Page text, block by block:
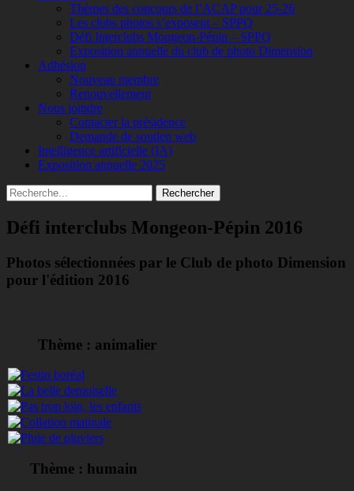
Thèmes des concours de l’ACAP pour 25-26
Les clubs photos s’exposent – SPPQ
Défi Interclubs Mongeon-Pépin – SPPQ
Exposition annuelle du club de photo Dimension
Adhésion
Nouveau membre
Renouvellement
Nous joindre
Contacter la présidence
Demande de soutien web
Intelligence artificielle (IA)
Exposition annuelle 2025
Recherche
Rechercher :
Défi interclubs Mongeon-Pépin 2016
Photos sélectionnées par le Club de photo Dimension
pour l'édition 2016
Thème : animalier
Thème : humain